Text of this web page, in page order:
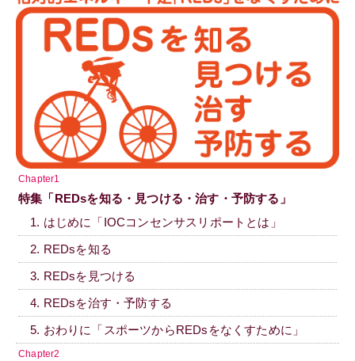
Chapter1
特集「REDsを知る・見つける・治す・予防する」
1. はじめに「IOCコンセンサスリポートとは」
2. REDsを知る
3. REDsを見つける
4. REDsを治す・予防する
5. おわりに「スポーツからREDsをなくすために」
Chapter2